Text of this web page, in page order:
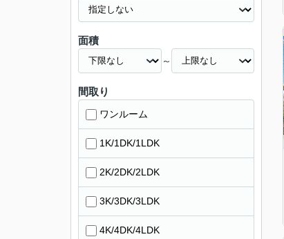
面積
～
間取り
ワンルーム
1K/1DK/1LDK
2K/2DK/2LDK
3K/3DK/3LDK
4K/4DK/4LDK